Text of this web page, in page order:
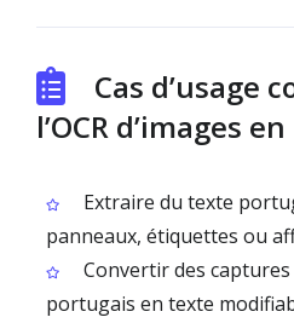
Cas d’usage
l’OCR d’images
Extraire du texte
panneaux, étiquettes ou
Convertir des captures
portugais en texte